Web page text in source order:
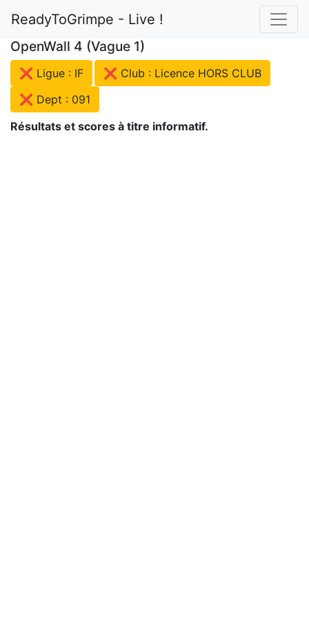
ReadyToGrimpe - Live !
OpenWall 4 (Vague 1)
❌ Ligue : IF
❌ Club : Licence HORS CLUB
❌ Dept : 091
Résultats et scores à titre informatif.